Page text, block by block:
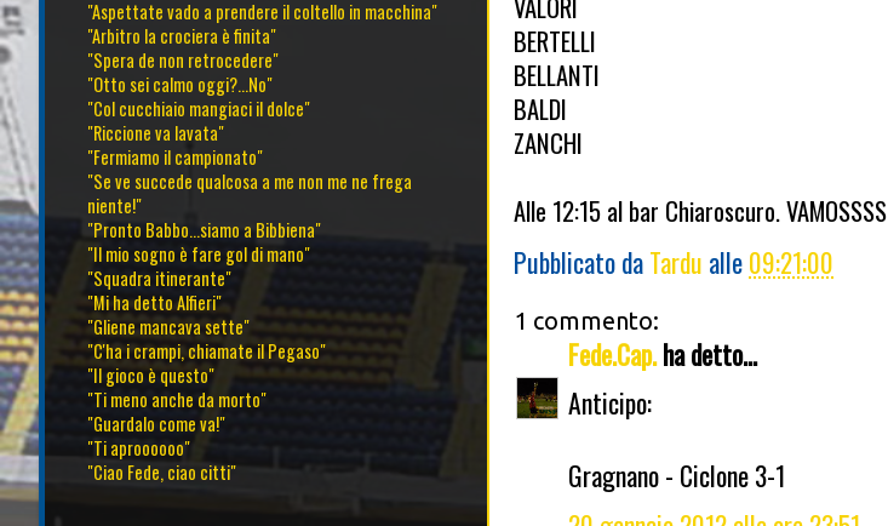
BERTELLI
BELLANTI
BALDI
ZANCHI
Alle 12:15 al bar Chiaroscuro. VAMOSSSS
Pubblicato daTardu alle09:21:00
1 commento:
Fede.Cap.ha detto...
Anticipo:
Gragnano - Ciclone 3-1
"Aspettate vado a prendere il coltello in macchina"
"Arbitro la crociera è finita"
"Spera de non retrocedere"
"Otto sei calmo oggi?...No"
"Col cucchiaio mangiaci il dolce"
"Riccione va lavata"
"Fermiamo il campionato"
"Se ve succede qualcosa a me non me ne frega
niente!"
"Pronto Babbo...siamo a Bibbiena"
"Il mio sogno è fare gol di mano"
"Squadra itinerante"
"Mi ha detto Alfieri"
"Gliene mancava sette"
"C'ha i crampi, chiamate il Pegaso"
"Il gioco è questo"
"Ti meno anche da morto"
"Guardalo come va!"
"Ti aproooooo"
"Ciao Fede, ciao citti"